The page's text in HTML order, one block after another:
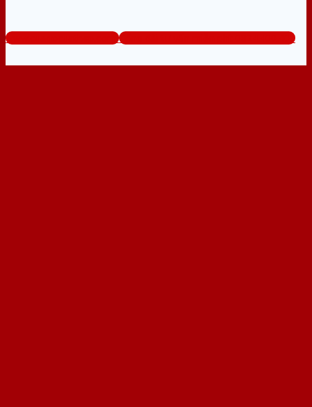
www.cuagocuathep.com Tổng đài tư vấn miễn phí: 0824.400.400